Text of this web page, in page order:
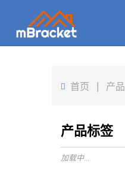
首页 | 产品
产品标签
加载中...